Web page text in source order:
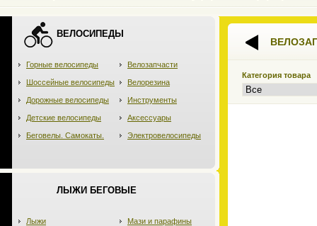
ВЕЛОСИПЕДЫ
Горные велосипеды
Шоссейные велосипеды
Дорожные велосипеды
Детские велосипеды
Беговелы. Самокаты.
Велозапчасти
Велорезина
Инструменты
Аксессуары
Электровелосипеды
ЛЫЖИ БЕГОВЫЕ
Лыжи Мази и парафины
Категория товара